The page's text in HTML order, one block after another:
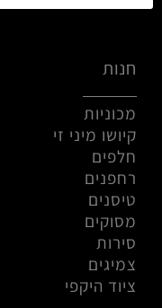
חנות
מכוניות
קיושו מיני זי
חלפים
רחפנים
טיסנים
מסוקים
סירות
צמיגים
ציוד היקפי